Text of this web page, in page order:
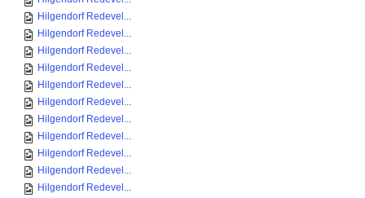
Hilgendorf Redevel...
Hilgendorf Redevel...
Hilgendorf Redevel...
Hilgendorf Redevel...
Hilgendorf Redevel...
Hilgendorf Redevel...
Hilgendorf Redevel...
Hilgendorf Redevel...
Hilgendorf Redevel...
Hilgendorf Redevel...
Hilgendorf Redevel...